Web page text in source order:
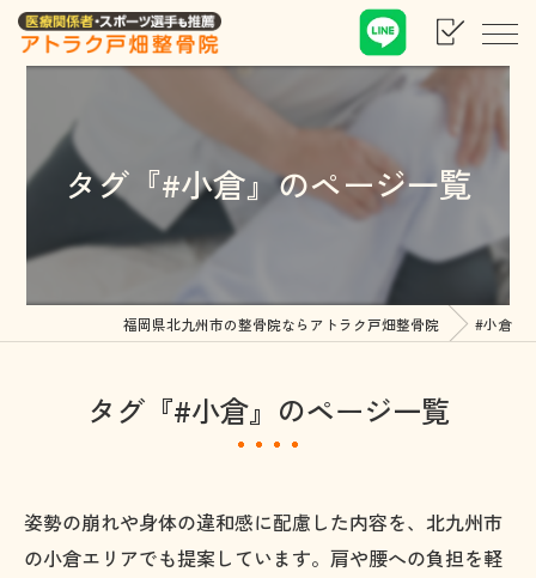
タグ『#小倉』のページ一覧
福岡県北九州市の整骨院ならアトラク戸畑整骨院 #小倉
タグ『#小倉』のページ一覧
姿勢の崩れや身体の違和感に配慮した内容を、北九州市
の小倉エリアでも提案しています。肩や腰への負担を軽